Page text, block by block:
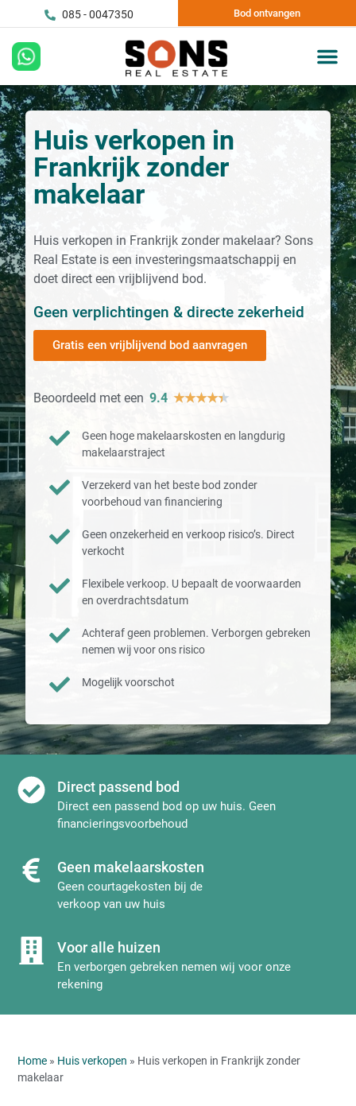
085 - 0047350 Bod ontvangen
Huis verkopen in
Frankrijk zonder
makelaar
Huis verkopen in Frankrijk zonder makelaar? Sons
Real Estate is een investeringsmaatschappij en
doet direct een vrijblijvend bod.
Geen verplichtingen & directe zekerheid
Gratis een vrijblijvend bod aanvragen
Beoordeeld met een 9.4 ★★★★★
Geen hoge makelaarskosten en langdurig
makelaarstraject
Verzekerd van het beste bod zonder
voorbehoud van financiering
Geen onzekerheid en verkoop risico’s. Direct
verkocht
Flexibele verkoop. U bepaalt de voorwaarden
en overdrachtsdatum
Achteraf geen problemen. Verborgen gebreken
nemen wij voor ons risico
Mogelijk voorschot
Direct passend bod
Direct een passend bod op uw huis. Geen
financieringsvoorbehoud
Geen makelaarskosten
Geen courtagekosten bij de
verkoop van uw huis
Voor alle huizen
En verborgen gebreken nemen wij voor onze
rekening
Home » Huis verkopen » Huis verkopen in Frankrijk zonder
makelaar